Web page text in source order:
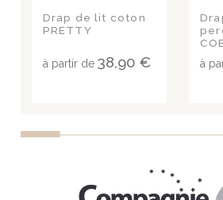
Drap de lit coton
PRETTY
à partir de 38,90 €
à